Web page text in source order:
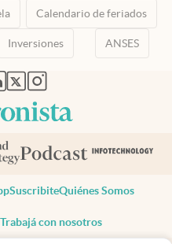
Calendario de feriados
Inversiones ANSES
nueva pestaña
en nueva pestaña
abre en nueva pestaña
abre en nueva pestaña
abre en nueva pestaña
SuscribiteQuiénes Somos
Trabajá con nosotros